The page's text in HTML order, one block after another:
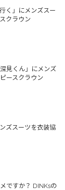
く」にメンズスー
クラウン
見くん」にメンズ
ースクラウン
ズスーツを衣装協
ですか？ DINKsの